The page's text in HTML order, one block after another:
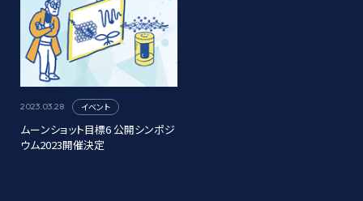
2023.03.28 イベント
ムーンショット目標6 公開シンポジ
ウム2023開催決定